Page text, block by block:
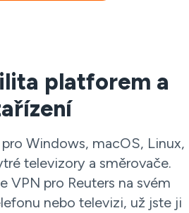
platforem a
Windows, macOS, Linux,
televizory a směrovače.
VPN pro Reuters na svém
nebo televizi, už jste ji